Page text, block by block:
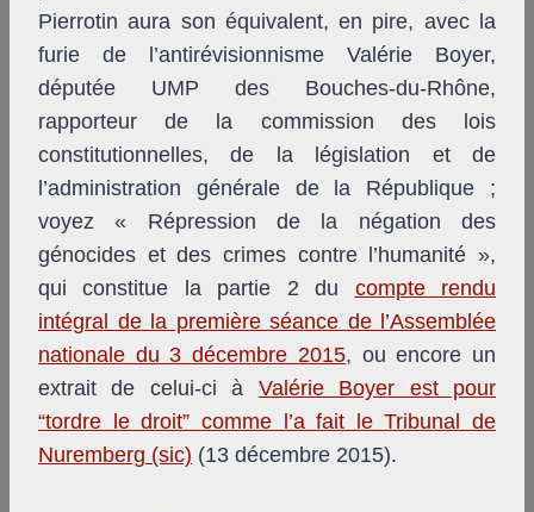
Pierrotin aura son équivalent, en pire, avec la
furie de l’antirévisionnisme Valérie Boyer,
députée UMP des Bouches-du-Rhône,
rapporteur de la commission des lois
constitutionnelles, de la législation et de
l’administration générale de la République ;
voyez « Répression de la négation des
génocides et des crimes contre l’humanité »,
qui constitue la partie 2 du compte rendu
intégral de la première séance de l’Assemblée
nationale du 3 décembre 2015, ou encore un
extrait de celui-ci à Valérie Boyer est pour
“tordre le droit” comme l’a fait le Tribunal de
Nuremberg (sic) (13 décembre 2015).